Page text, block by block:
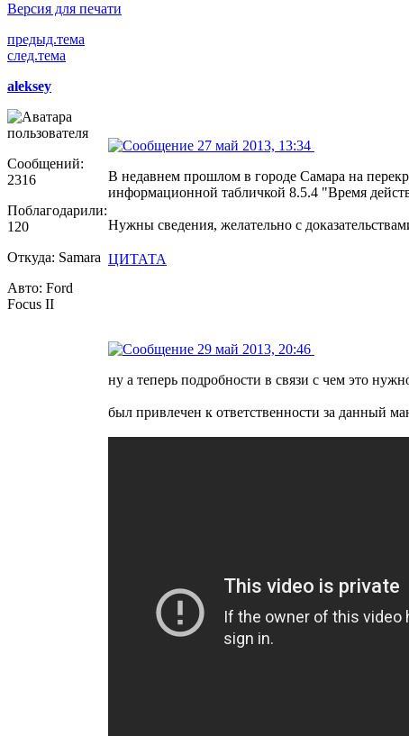
Версия для печати
предыд.тема
след.тема
aleksey
Сообщений:
2316
Поблагодарили:
120
Откуда: Samara
Авто: Ford
Focus II
27 май 2013, 13:34
В недавнем прошлом в городе Самара на
информационной табличкой 8.5.4 "Время
Нужны сведения, желательно с
ЦИТАТА
29 май 2013, 20:46
ну а теперь подробности в связи с чем это
был привлечен к ответственности за данный